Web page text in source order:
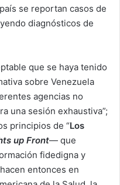
se reportan casos de
diagnósticos de
que se haya tenido
sobre Venezuela
agencias no
una sesión exhaustiva”;
principios de “Los
up Front— que
fidedigna y
entonces en